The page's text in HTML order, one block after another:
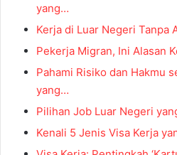
yang…
Kerja di Luar Negeri Tanpa
Pekerja Migran, Ini Alasan
Pahami Risiko dan Hakmu
yang…
Pilihan Job Luar Negeri
Kenali 5 Jenis Visa Kerja